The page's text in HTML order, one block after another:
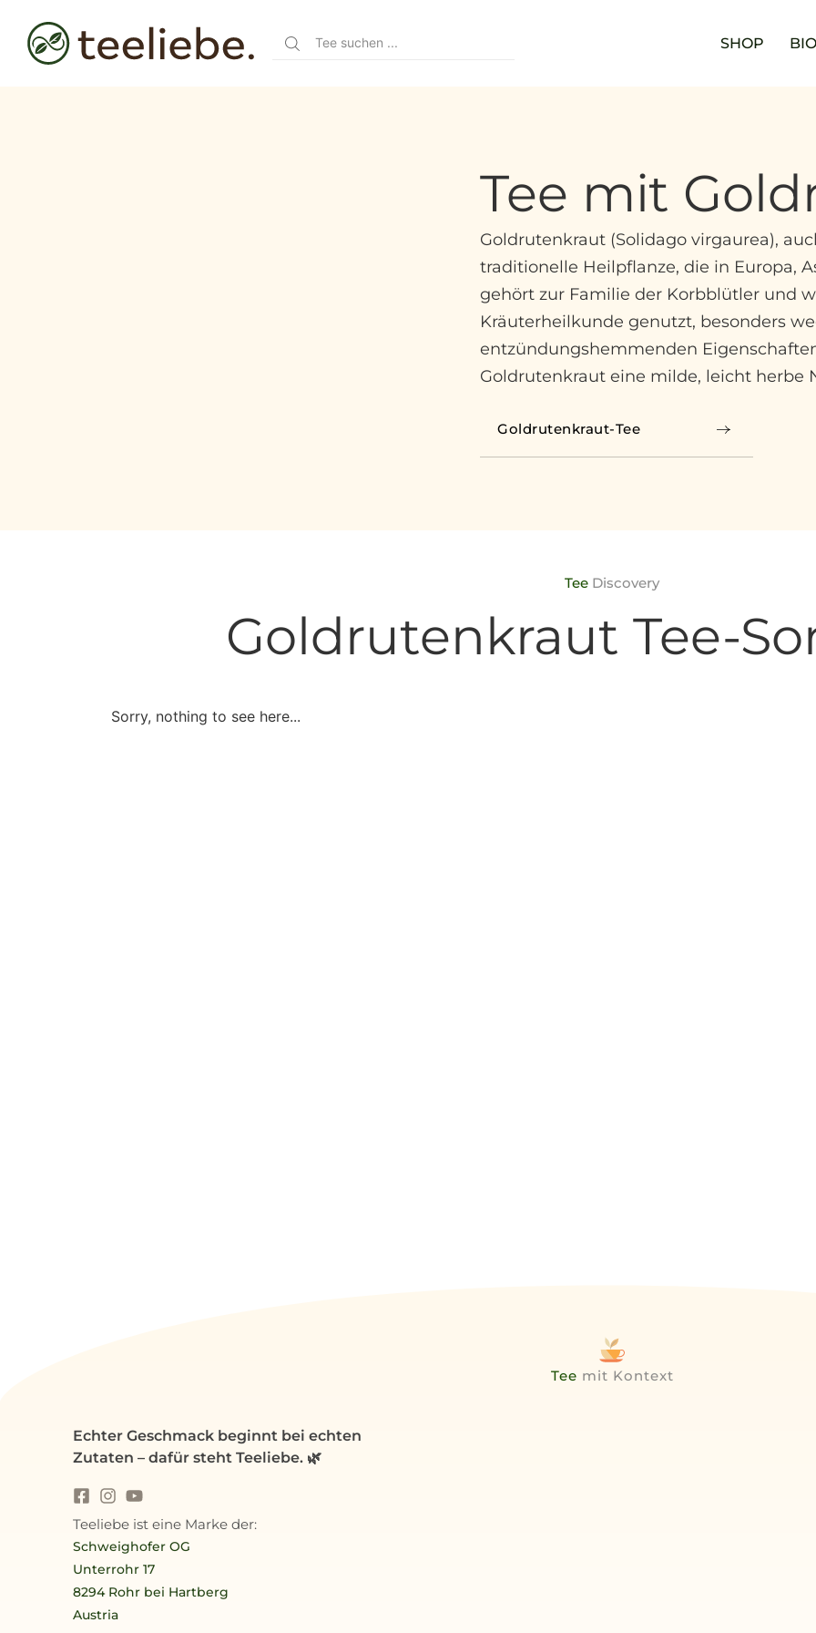
SHOP
Tee mit
Goldrutenkraut (Solidago virgaurea),
traditionelle Heilpflanze, die in Europa,
gehört zur Familie der Korbblütler und
Kräuterheilkunde genutzt, besonders
entzündungshemmenden
Goldrutenkraut eine milde, leicht herbe
Goldrutenkraut-Tee
Tee Discovery
Goldrutenkraut Tee-
Sorry, nothing to see here...
Tee mit Kontext
Echter Geschmack beginnt bei echten
Zutaten – dafür steht Teeliebe. 🌿
Teeliebe ist eine Marke der:
Schweighofer OG
Unterrohr 17
8294 Rohr bei Hartberg
Austria